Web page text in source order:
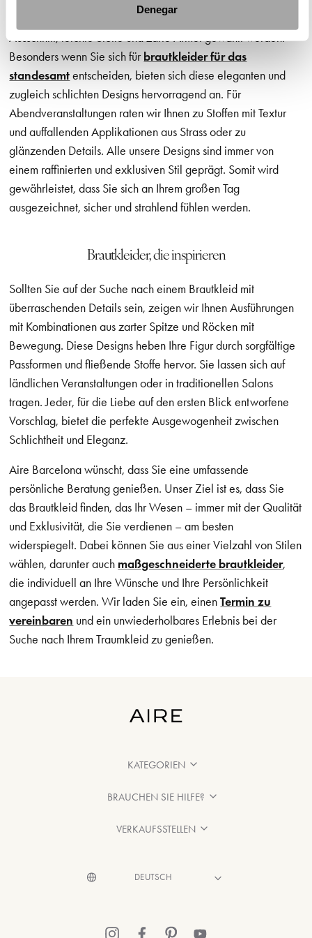
Denegar
Für eine Hochzeit am Tag sollten deshalb ein weicher
Ausschnitt, leichte Stoffe und zarte Ärmel gewählt werden.
Besonders wenn Sie sich fürbrautkleider für das
standesamtentscheiden, bieten sich diese eleganten und
zugleich schlichten Designs hervorragend an. Für
Abendveranstaltungen raten wir Ihnen zu Stoffen mit Textur
und auffallenden Applikationen aus Strass oder zu
glänzenden Details. Alle unsere Designs sind immer von
einem raffinierten und exklusiven Stil geprägt. Somit wird
gewährleistet, dass Sie sich an Ihrem großen Tag
ausgezeichnet, sicher und strahlend fühlen werden.
Brautkleider, die inspirieren
Sollten Sie auf der Suche nach einem Brautkleid mit
überraschenden Details sein, zeigen wir Ihnen Ausführungen
mit Kombinationen aus zarter Spitze und Röcken mit
Bewegung. Diese Designs heben Ihre Figur durch sorgfältige
Passformen und fließende Stoffe hervor. Sie lassen sich auf
ländlichen Veranstaltungen oder in traditionellen Salons
tragen. Jeder, für die Liebe auf den ersten Blick entworfene
Vorschlag, bietet die perfekte Ausgewogenheit zwischen
Schlichtheit und Eleganz.
Aire Barcelona wünscht, dass Sie eine umfassende
persönliche Beratung genießen. Unser Ziel ist es, dass Sie
das Brautkleid finden, das Ihr Wesen – immer mit der Qualität
und Exklusivität, die Sie verdienen – am besten
widerspiegelt. Dabei können Sie aus einer Vielzahl von Stilen
wählen, darunter auch maßgeschneiderte brautkleider,
die individuell an Ihre Wünsche und Ihre Persönlichkeit
angepasst werden. Wir laden Sie ein, einenTermin zu
vereinbaren und ein unwiederholbares Erlebnis bei der
Suche nach Ihrem Traumkleid zu genießen.
KATEGORIEN
BRAUCHEN SIE HILFE?
VERKAUFSSTELLEN